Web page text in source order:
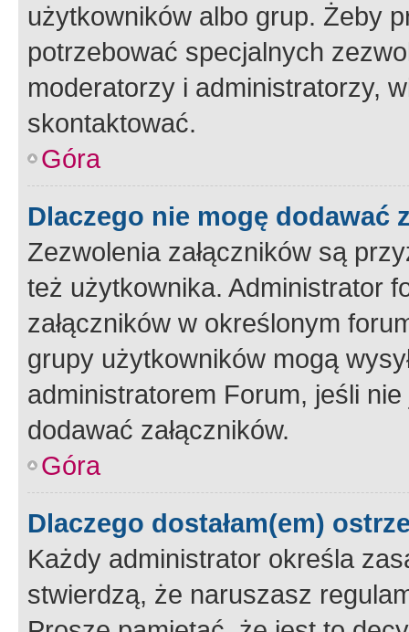
użytkowników albo grup. Żeby
potrzebować specjalnych
moderatorzy i administratorzy,
skontaktować.
Góra
Dlaczego nie mogę dodawać
Zezwolenia załączników są
też użytkownika. Administrator
załączników w określonym
grupy użytkowników mogą
administratorem Forum, jeśli
dodawać załączników.
Góra
Dlaczego dostałam(em)
Każdy administrator określa
stwierdzą, że naruszasz